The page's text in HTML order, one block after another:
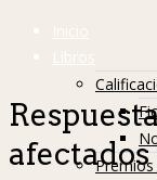
Inicio
Libros